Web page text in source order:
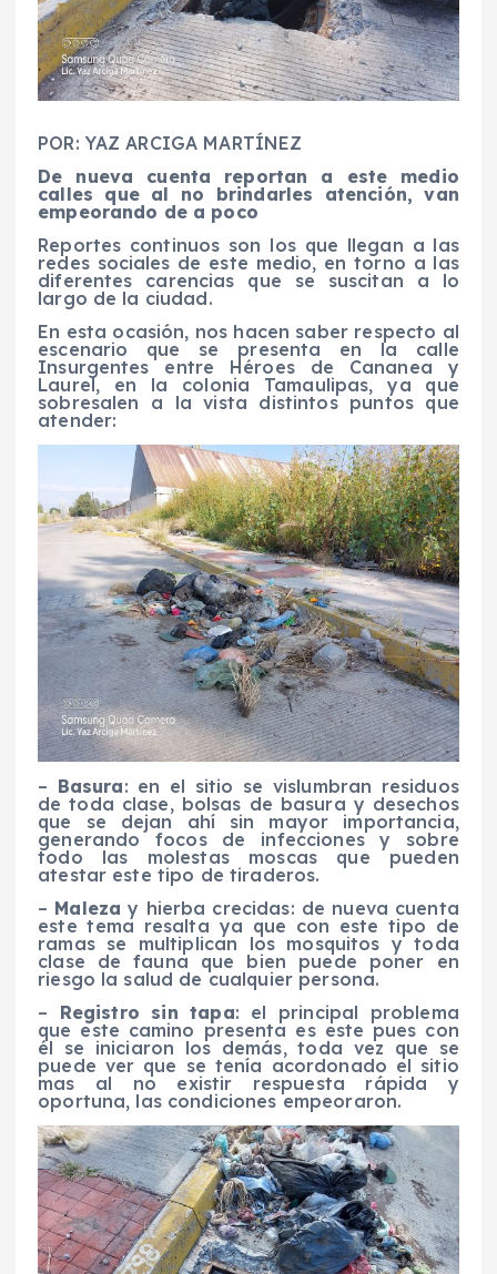
POR: YAZ ARCIGA MARTÍNEZ
De nueva cuenta reportan a este medio
calles que al no brindarles atención, van
empeorando de a poco
Reportes continuos son los que llegan a las
redes sociales de este medio, en torno a las
diferentes carencias que se suscitan a lo
largo de la ciudad.
En esta ocasión, nos hacen saber respecto al
escenario que se presenta en la calle
Insurgentes entre Héroes de Cananea y
Laurel, en la colonia Tamaulipas, ya que
sobresalen a la vista distintos puntos que
atender:
– Basura: en el sitio se vislumbran residuos
de toda clase, bolsas de basura y desechos
que se dejan ahí sin mayor importancia,
generando focos de infecciones y sobre
todo las molestas moscas que pueden
atestar este tipo de tiraderos.
– Maleza y hierba crecidas: de nueva cuenta
este tema resalta ya que con este tipo de
ramas se multiplican los mosquitos y toda
clase de fauna que bien puede poner en
riesgo la salud de cualquier persona.
– Registro sin tapa: el principal problema
que este camino presenta es este pues con
él se iniciaron los demás, toda vez que se
puede ver que se tenía acordonado el sitio
mas al no existir respuesta rápida y
oportuna, las condiciones empeoraron.